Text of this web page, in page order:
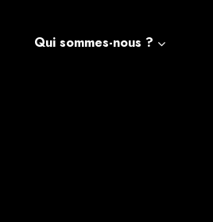
Qui sommes-nous ?